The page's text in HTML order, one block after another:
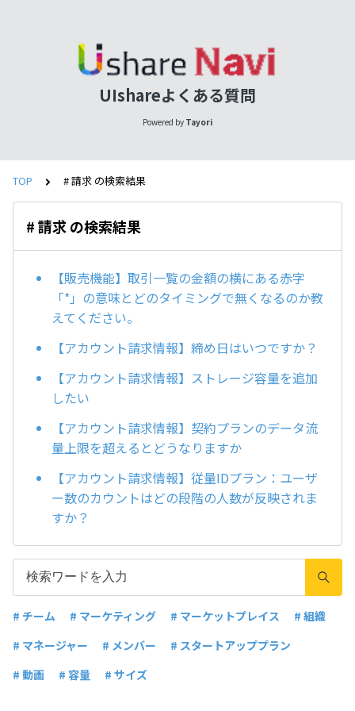
UIshareよくある質問
Powered by Tayori
TOP # 請求 の検索結果
# 請求 の検索結果
【販売機能】取引一覧の金額の横にある赤字
「*」の意味とどのタイミングで無くなるのか教
えてください。
【アカウント請求情報】締め日はいつですか？
【アカウント請求情報】ストレージ容量を追加
したい
【アカウント請求情報】契約プランのデータ流
量上限を超えるとどうなりますか
【アカウント請求情報】従量IDプラン：ユーザ
ー数のカウントはどの段階の人数が反映されま
すか？
# チーム # マーケティング # マーケットプレイス
# 組織
# マネージャー
# メンバー
# スタートアッププラン
# 動画
# 容量 # サイズ